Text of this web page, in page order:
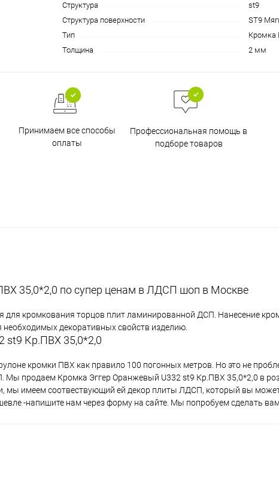
Структура
st9
Структура поверхности
ST9
Тип
Кромка
Толщина
2 мм
Принимаем все способы
оплаты
Профессиональная помощь в
подборе товаров
35,0*2,0 по супер ценам в ЛДСП шоп в Москве
кромкования торцов плит ламинированной ДСП. Нанесение
декоративных свойств изделию.
st9 Кр.ПВХ 35,0*2,0
кромки ПВХ как правило 100 погонных метров. Но это не
Мы продаем Кромка Эггер Оранжевый U332 st9 Кр.ПВХ 35,0*2,0 в
мы имеем соотвествующий ей декор плиты ЛДСП, который вы
-напишите нам через форму на сайте. Мы попробуем сделать